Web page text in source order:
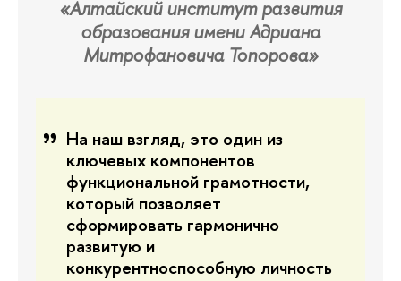
«Алтайский институт развития
образования имени Адриана
Митрофановича Топорова»
На наш взгляд, это один из
ключевых компонентов
функциональной грамотности,
который позволяет
сформировать гармонично
развитую и
конкурентноспособную личность